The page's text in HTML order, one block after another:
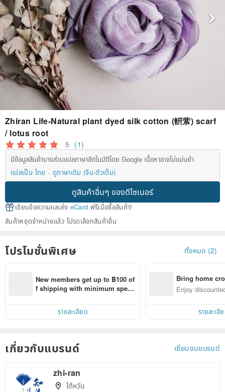
Zhiran Life-Natural plant dyed silk cotton (輧萦) scarf
/ lotus root
5 (1)
มีข้อมูลสินค้าบางส่วนแปลภาษาอัตโนมัติโดย Google เนื้อหาอาจไม่แม่นยำ
แปลเป็น ไทย
ดูภาษาเดิม (จีน-ตัวเต็ม)
ดูสินค้าอื่นๆ ของดีไซเนอร์
เขียนข้อความและส่ง eCard ฟรีเมื่อซื้อสินค้า!
สินค้าหยุดจำหน่ายแล้ว โปรดเลือกสินค้าอื่น
โปรโมชั่นพิเศษ ทั้งหมด (2)
New members get up to ฿100 of
f shipping with minimum spen
within 7 days!
รายละเอียด
Bring home
n with ease
Enjoy
รายละเอี
เกี่ยวกับแบรนด์ เยี่ยมชมแบรนด์
zhi-ran
ไต้หวัน